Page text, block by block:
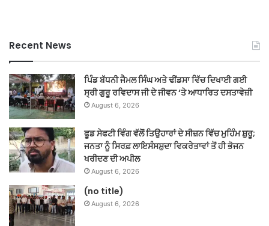
Recent News
ਪਿੰਡ ਬੱਧਨੀ ਜੈਮਲ ਸਿੰਘ ਅਤੇ ਢੀਂਡਸਾ ਵਿੱਚ ਦਿਖਾਈ ਗਈ
ਸ੍ਰੀ ਗੁਰੂ ਰਵਿਦਾਸ ਜੀ ਦੇ ਜੀਵਨ ‘ਤੇ ਆਧਾਰਿਤ ਦਸਤਾਵੇਜ਼ੀ
August 6, 2026
ਫੂਡ ਸੇਫਟੀ ਵਿੰਗ ਵੱਲੋਂ ਤਿਉਹਾਰਾਂ ਦੇ ਸੀਜ਼ਨ ਵਿੱਚ ਮੁਹਿੰਮ ਸ਼ੁਰੂ;
ਜਨਤਾ ਨੂੰ ਸਿਰਫ਼ ਲਾਇਸੰਸਸ਼ੁਦਾ ਵਿਕਰੇਤਾਵਾਂ ਤੋਂ ਹੀ ਭੋਜਨ
ਖਰੀਦਣ ਦੀ ਅਪੀਲ
August 6, 2026
(no title)
August 6, 2026